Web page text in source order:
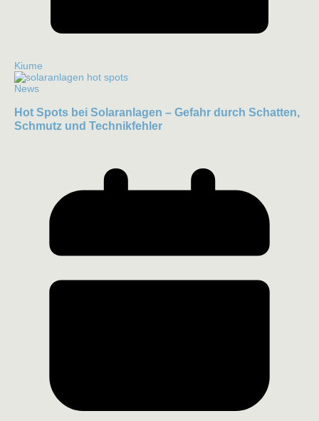
Kiume
News
Hot Spots bei Solaranlagen – Gefahr durch Schatten,
Schmutz und Technikfehler